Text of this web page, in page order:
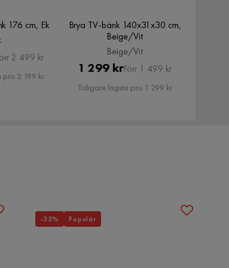
176 cm, Ek
2 499 kr
pris 2 199 kr
Brya TV-bänk 140x31x30 cm,
Beige/Vit
Beige/Vit
Pris
1 299 krOriginal
Pris
Förr 1 499 kr
Tidigare lägsta pris 1 299 kr
-33% Populär